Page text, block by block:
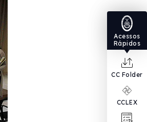
Acessos
Rápidos
CC Folder
CCLEX